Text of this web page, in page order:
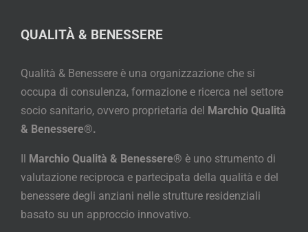
QUALITÀ & BENESSERE
Qualità & Benessere è una organizzazione che si
occupa di consulenza, formazione e ricerca nel settore
socio sanitario, ovvero proprietaria del Marchio Qualità
& Benessere®.
Marchio Qualità & Benessere® è uno strumento di
valutazione reciproca e partecipata della qualità e del
benessere degli anziani nelle strutture residenziali
basato su un approccio innovativo.